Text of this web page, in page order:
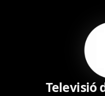
Televisió